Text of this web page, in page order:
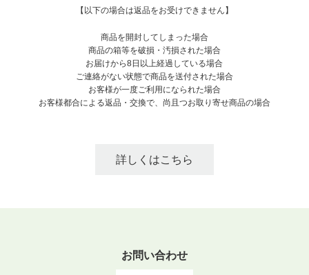
【以下の場合は返品をお受けできません】
商品を開封してしまった場合
商品の箱等を破損・汚損された場合
お届けから8日以上経過している場合
ご連絡がない状態で商品を送付された場合
お客様が一度ご利用になられた場合
お客様都合による返品・交換で、尚且つお取り寄せ商品の場合
詳しくはこちら
お問い合わせ